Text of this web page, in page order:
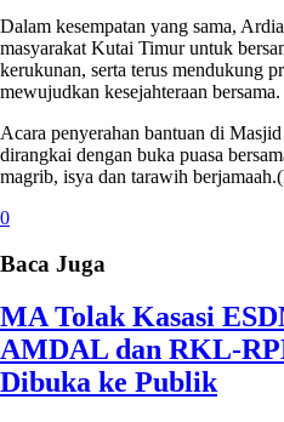
Dalam kesempatan yang sama,
masyarakat Kutai Timur untuk
kerukunan, serta terus mendukung
mewujudkan kesejahteraan bersama.
Acara penyerahan bantuan di
dirangkai dengan buka puasa
magrib, isya dan tarawih
0
Baca Juga
MA Tolak Kasasi
AMDAL dan RKL-
Dibuka ke Publik